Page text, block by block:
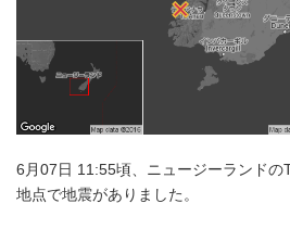
6月07日 11:55頃、ニュージーランドの
地点で地震がありました。